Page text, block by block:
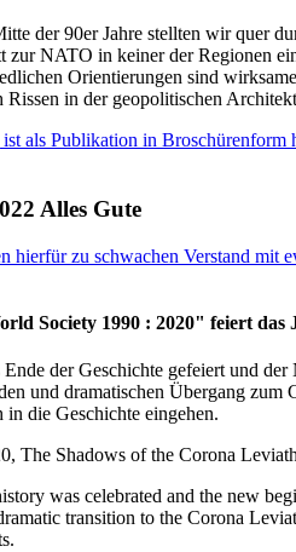
der 90er Jahre stellten wir quer
zur NATO in keiner der Regionen
Orientierungen sind
Rissen in der geopolitischen
als Publikation in
Alles Gute
hierfür zu schwachen Verstand
Society 1990 : 2020" feiert
Ende der Geschichte gefeiert und
und dramatischen Übergang
in die Geschichte eingehen.
The Shadows of the Corona
was celebrated and the new
transition to the Corona